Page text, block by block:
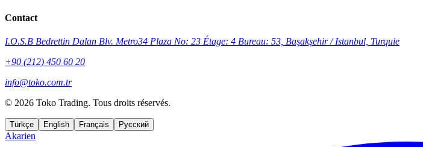
Contact
I.O.S.B Bedrettin Dalan Blv. Metro34 Plaza No: 23 Étage: 4 Bureau: 53, Başakşehir / Istanbul, Turquie
+90 (212) 450 60 20
info@toko.com.tr
© 2026 Toko Trading. Tous droits réservés.
Türkçe English Français Русский
Akarien